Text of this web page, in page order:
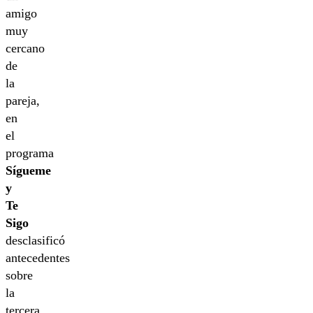
amigo
muy
cercano
de
la
pareja,
en
el
programa
Sígueme
y
Te
Sigo
desclasificó
antecedentes
sobre
la
tercera